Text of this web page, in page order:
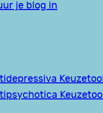
je blog in
Keuzetool
Keuzetool